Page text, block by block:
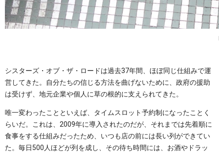
シスターズ・オブ・ザ・ロードは過去37年間、ほぼ同じ仕組みで運
営してきた。自分たちの信じる方法を曲げないために、政府の援助
は受けず、地元企業や個人に草の根的に支えられてきた。
唯一変わったことといえば、タイムスロット予約制になったことく
らいだ。これは、2009年に導入されたのだが、それまでは先着順に
食事をする仕組みだったため、いつも店の前には長い列ができてい
た。毎日500人ほどが列を成し、その待ち時間には、お酒やドラッ